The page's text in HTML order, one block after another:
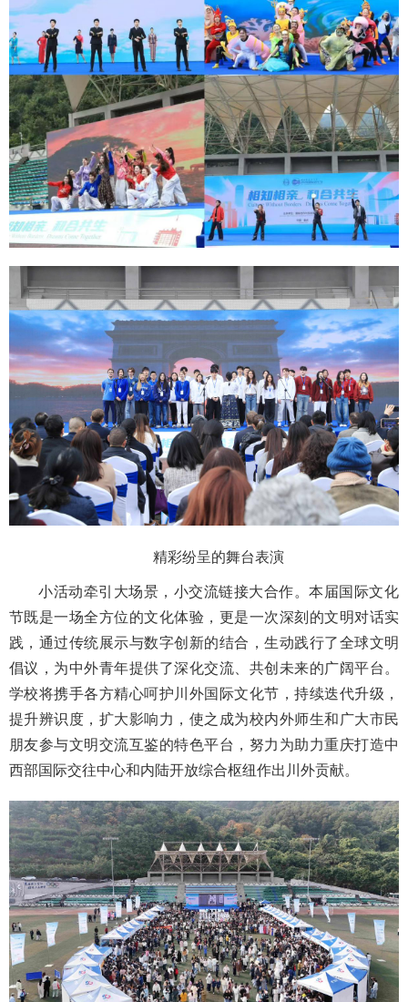
精彩纷呈的舞台表演
小活动牵引大场景，小交流链接大合作。本届国际文化
节既是一场全方位的文化体验，更是一次深刻的文明对话实
践，通过传统展示与数字创新的结合，生动践行了全球文明
倡议，为中外青年提供了深化交流、共创未来的广阔平台。
学校将携手各方精心呵护川外国际文化节，持续迭代升级，
提升辨识度，扩大影响力，使之成为校内外师生和广大市民
朋友参与文明交流互鉴的特色平台，努力为助力重庆打造中
西部国际交往中心和内陆开放综合枢纽作出川外贡献。